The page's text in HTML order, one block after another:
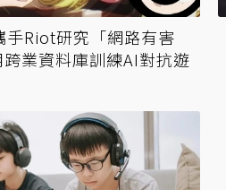
Riot研究「網路有害
跨業資料庫訓練AI對抗遊